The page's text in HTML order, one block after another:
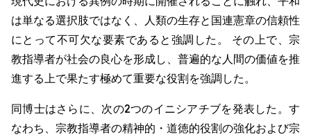
は単なる選択肢ではなく、人類の生存と国連憲章の信頼性
にとって不可欠な要素であると強調した。 その上で、宗
教指導者が社会の良心を形成し、普遍的な人間の価値を推
進する上で果たす極めて重要な役割を強調した。
同博士はさらに、次の2つのイニシアチブを発表した。す
なわち、宗教指導者の精神的・道徳的役割の強化および宗